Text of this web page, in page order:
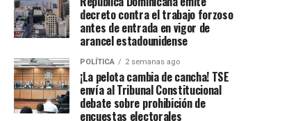
decreto contra el trabajo forzoso
antes de entrada en vigor de
arancel estadounidense
POLÍTICA 2 semanas ago
¡La pelota cambia de cancha! TSE
envía al Tribunal Constitucional
debate sobre prohibición de
encuestas electorales